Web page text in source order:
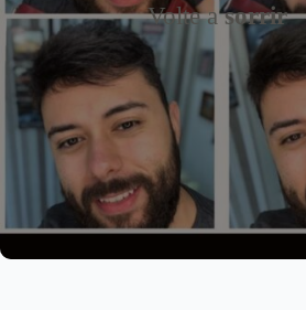
Volte asorrir